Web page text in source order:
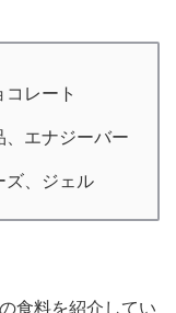
レート
、エナジーバー
ズ、ジェル
食料を紹介してい